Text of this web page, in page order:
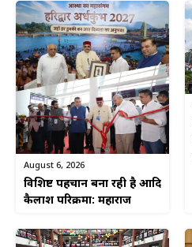
August 6, 2026
विशिष्ट पहचान बना रही है आदि
कैलाश परिक्रमा: महाराज